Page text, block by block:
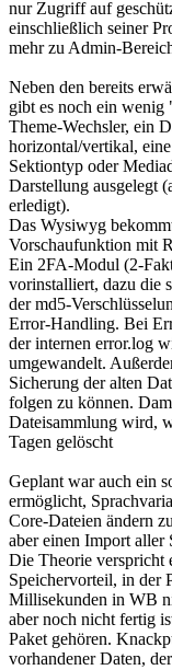
nur Zugriff auf
einschließlich seiner
mehr zu Admin-
Neben den bereits
gibt es noch ein
Theme-Wechsler, ein
horizontal/vertikal,
Sektiontyp oder
Darstellung ausgelegt
erledigt).
Das Wysiwyg
Vorschaufunktion mit
Ein 2FA-Modul (2-
vorinstalliert, dazu die
der md5-
Error-Handling. Bei
der internen error.log
umgewandelt.
Sicherung der alten
folgen zu können.
Dateisammlung wird,
Tagen gelöscht
Geplant war auch ein
ermöglicht,
Core-Dateien ändern
aber einen Import aller
Die Theorie verspricht
Speichervorteil, in der
Millisekunden in WB
aber noch nicht fertig
Paket gehören.
vorhandener Daten,